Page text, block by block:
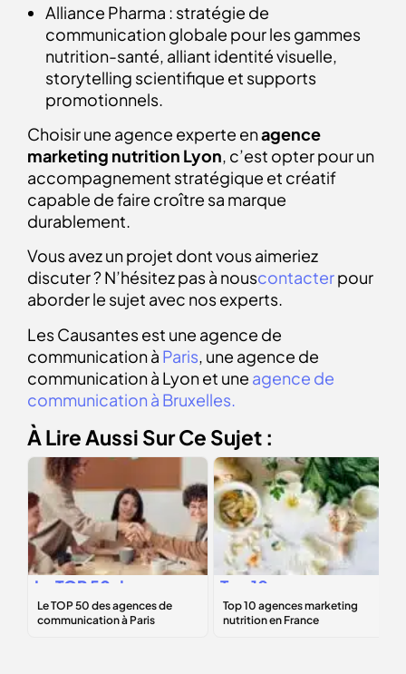
Alliance Pharma : stratégie de
communication globale pour les gammes
nutrition-santé, alliant identité visuelle,
storytelling scientifique et supports
promotionnels.
Choisir une agence experte enagence
marketing nutrition Lyon, c’est opter pour un
accompagnement stratégique et créatif
capable de faire croître sa marque
durablement.
Vous avez un projet dont vous aimeriez
discuter ? N’hésitez pas à nouscontacterpour
aborder le sujet avec nos experts.
Les Causantes est une agence de
communication à Paris, une agence de
communication à Lyon et une agence de
communication à Bruxelles.
À Lire Aussi Sur Ce Sujet :
Le TOP 50 des
agences de
communication à
Top 10 agences
marketing
nutrition en